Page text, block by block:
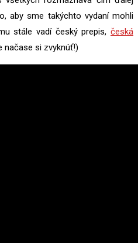
aby sme takýchto vydaní mohli
stále vadí český prepis, česká
načase si zvyknúť!)